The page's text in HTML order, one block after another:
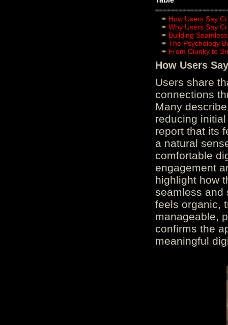
How Users Say
Why Users Say
Building
The Psychology
From Clunky to
How Users
Users share
connections
Many
reducing
report that its
a natural
comfortable
engagement
highlight how
seamless and
feels organic,
manageable,
confirms the
meaningful